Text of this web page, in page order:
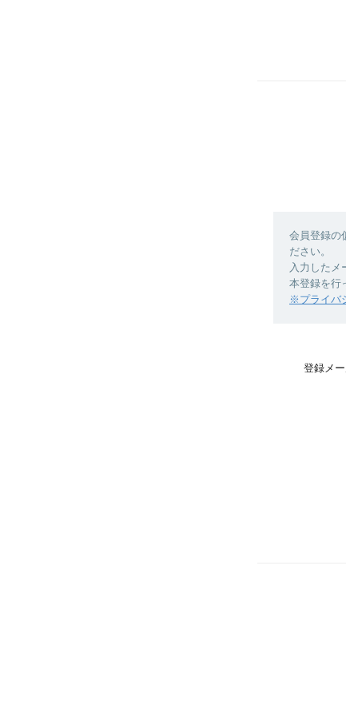
会員登録の
ださい。
入力したメ
本登録を行
※プライバ
登録メ